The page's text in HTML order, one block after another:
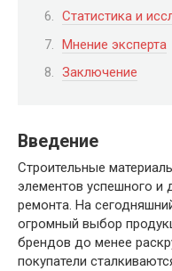
Статистика и
Мнение эксперта
Заключение
Введение
Строительные
элементов успешного и
ремонта. На
огромный выбор
брендов до менее
покупатели